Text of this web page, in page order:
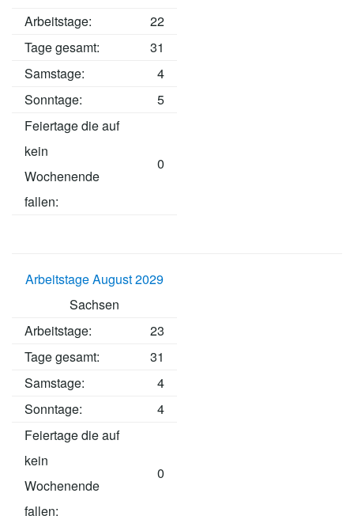
Arbeitstage:
22
Tage gesamt:
31
Samstage:
4
Sonntage:
5
Feiertage die auf
kein
Wochenende
fallen:
0
Arbeitstage August 2029
Sachsen
Arbeitstage:
23
Tage gesamt:
31
Samstage:
4
Sonntage:
4
Feiertage die auf
kein
Wochenende
fallen:
0